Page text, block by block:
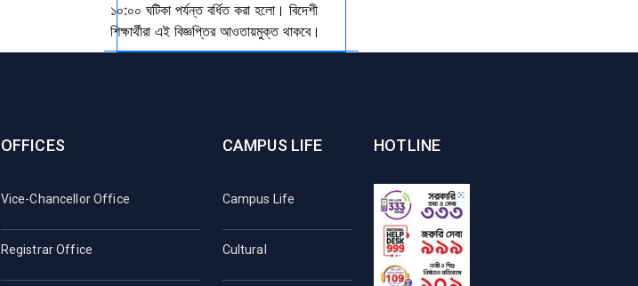
১০:০০ ঘটিকা পর্যন্ত বর্ধিত করা হলো। বিদেশী
শিক্ষার্থীরা এই বিজ্ঞপ্তির আওতায়মুক্ত থাকবে।
OFFICES
Vice-Chancellor Office
Registrar Office
CAMPUS LIFE
Campus Life
Cultural
HOTLINE